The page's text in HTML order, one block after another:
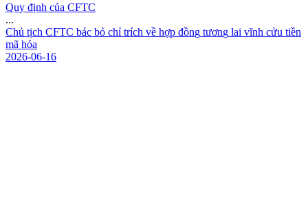
Quy định của CFTC
...
Chủ tịch CFTC bác bỏ chỉ trích về hợp đồng tương lai vĩnh cửu tiền
mã hóa
2026-06-16